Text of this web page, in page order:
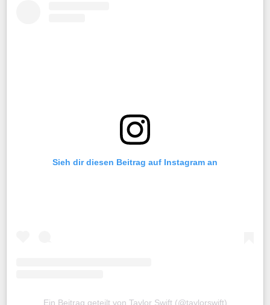
Sieh dir diesen Beitrag auf Instagram an
Ein Beitrag geteilt von Taylor Swift (@taylorswift)